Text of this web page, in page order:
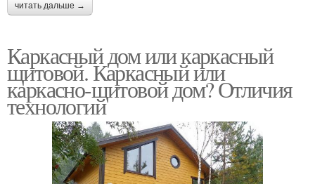
читать дальше →
Каркасный дом или каркасный
щитовой. Каркасный или
каркасно-щитовой дом? Отличия
технологий